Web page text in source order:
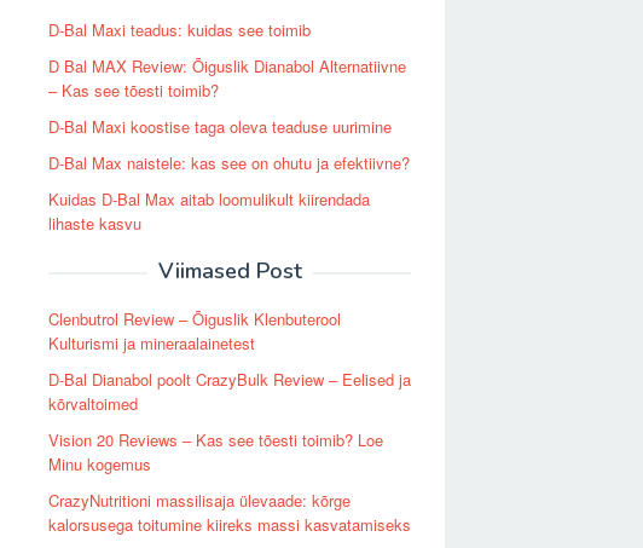
D-Bal Maxi teadus: kuidas see toimib
D Bal MAX Review: Õiguslik Dianabol Alternatiivne
– Kas see tõesti toimib?
D-Bal Maxi koostise taga oleva teaduse uurimine
D-Bal Max naistele: kas see on ohutu ja efektiivne?
Kuidas D-Bal Max aitab loomulikult kiirendada
lihaste kasvu
Viimased Post
Clenbutrol Review – Õiguslik Klenbuterool
Kulturismi ja mineraalainetest
D-Bal Dianabol poolt CrazyBulk Review – Eelised ja
kõrvaltoimed
Vision 20 Reviews – Kas see tõesti toimib? Loe
Minu kogemus
CrazyNutritioni massilisaja ülevaade: kõrge
kalorsusega toitumine kiireks massi kasvatamiseks